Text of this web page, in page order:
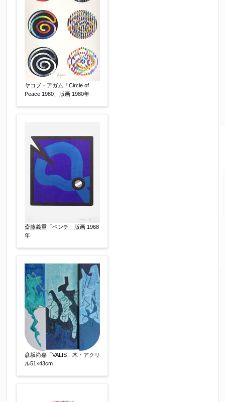
↓郵便番号を入力すると住所の最初が自動入力さ
れます。番地以下は任意でも結構です。
ご住所 【必須】
ご要望などがございましたらご入力ください
【任意】
個人情報の取扱いについて、同意の上送信しま
す。（確認画面は表示されません）
ヤコブ・アガム「Circle of
Peace 1980」版画 1980年
斎藤義重「ペンチ」版画 1968
年
彦坂尚嘉「VALIS」木・アクリ
ル51×43cm